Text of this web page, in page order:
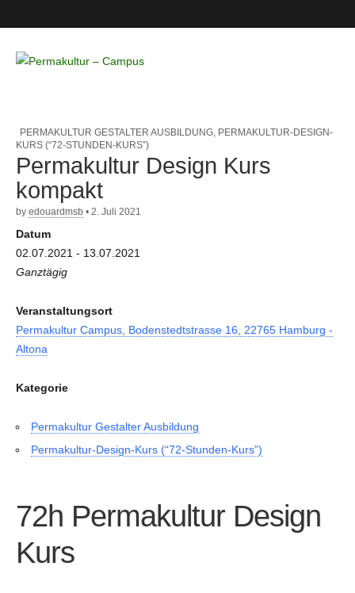
– Campus
PERMAKULTUR GESTALTER AUSBILDUNG
PERMAKULTUR-DESIGN-
KURS (“72-STUNDEN-KURS”)
Permakultur Design Kurs
kompakt
by edouardmsb • 2. Juli 2021
Datum
02.07.2021 - 13.07.2021
Ganztägig
Veranstaltungsort
Permakultur Campus, Bodenstedtstrasse 16, 22765 Hamburg -
Altona
Kategorie
Permakultur Gestalter Ausbildung
Permakultur-Design-Kurs (“72-Stunden-Kurs”)
72h Permakultur Design
Kurs